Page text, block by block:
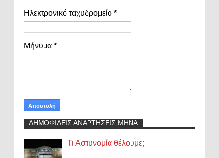
Ηλεκτρονικό ταχυδρομείο *
Μήνυμα *
ΔΗΜΟΦΙΛΕΙΣ ΑΝΑΡΤΗΣΕΙΣ ΜΗΝΑ
Τι Αστυνομία θέλουμε;